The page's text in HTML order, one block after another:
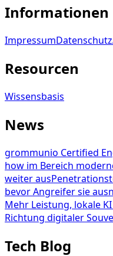
Informationen
ImpressumDatenschutz
Resourcen
Wissensbasis
News
grommunio Certified
how im Bereich
weiter aus
bevor Angreifer sie
Mehr Leistung, lokale
Richtung digitaler
Tech Blog